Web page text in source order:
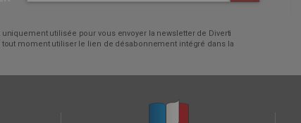
utilisée pour vous envoyer la newsletter de Diverti
tout moment utiliser le lien de désabonnement intégré dans la